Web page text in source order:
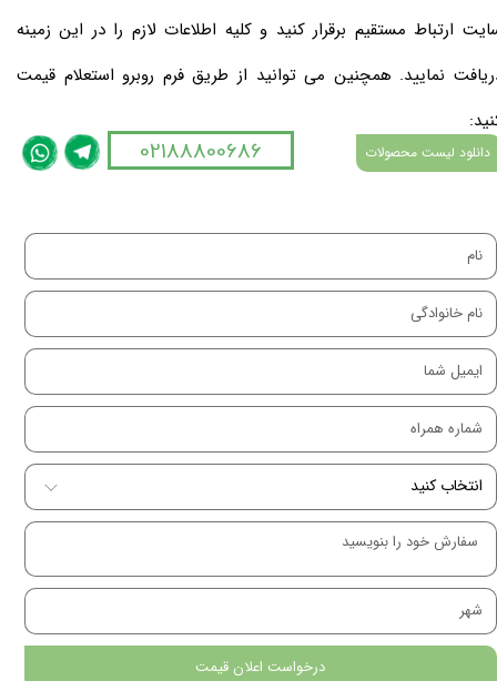
درخواست اعلان قیمت
ارتباط مستقیم برقرار کنید و کلیه اطلاعات لازم را در این زمینه
نمایید. همچنین می توانید از طریق فرم روبرو استعلام قیمت
02188800686 دانلود لیست محصولات